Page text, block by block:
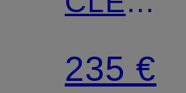
90
235 €